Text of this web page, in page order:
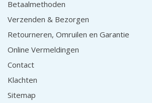
Betaalmethoden
Verzenden & Bezorgen
Retourneren, Omruilen en Garantie
Online Vermeldingen
Contact
Klachten
Sitemap